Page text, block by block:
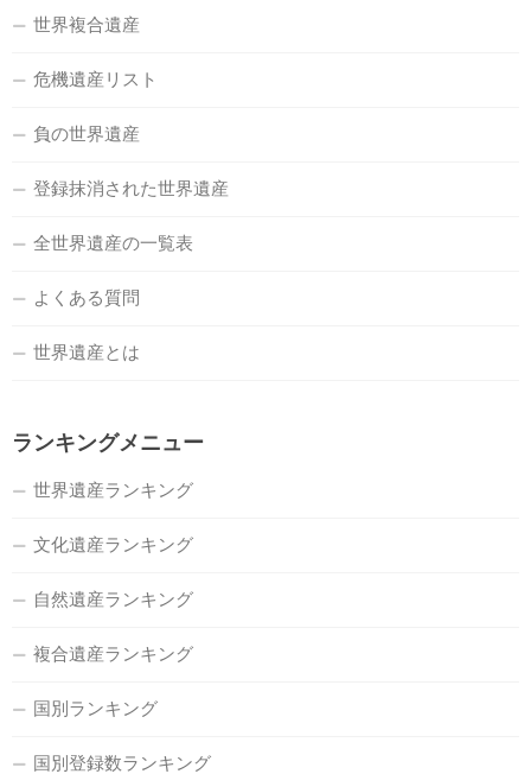
世界複合遺産
危機遺産リスト
負の世界遺産
登録抹消された世界遺産
全世界遺産の一覧表
よくある質問
世界遺産とは
ランキングメニュー
世界遺産ランキング
文化遺産ランキング
自然遺産ランキング
複合遺産ランキング
国別ランキング
国別登録数ランキング